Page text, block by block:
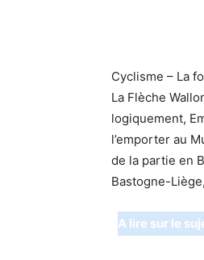
Cyclisme – La
La Flèche
logiquement,
l’emporter au
de la partie en
Bastogne-
A lire sur le